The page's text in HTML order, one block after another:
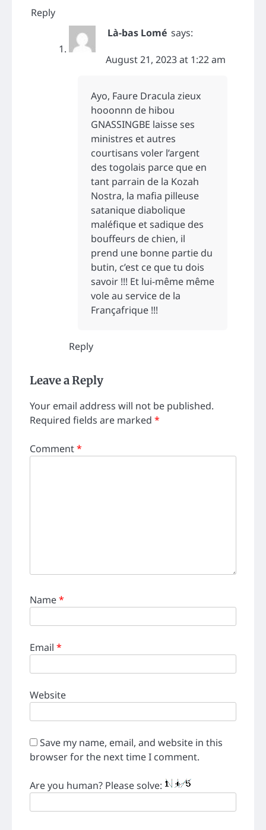
Reply
Là-bas Lomé says:
August 21, 2023 at 1:22 am
Ayo, Faure Dracula zieux
hooonnn de hibou
GNASSINGBE laisse ses
ministres et autres
courtisans voler l’argent
des togolais parce que en
tant parrain de la Kozah
Nostra, la mafia pilleuse
satanique diabolique
maléfique et sadique des
bouffeurs de chien, il
prend une bonne partie du
butin, c’est ce que tu dois
savoir !!! Et lui-même même
vole au service de la
Françafrique !!!
Reply
Leave a Reply
Your email address will not be published.
Required fields are marked *
Comment*
Name*
Email *
Website
Save my name, email, and website in this
browser for the next time I comment.
Are you human? Please solve: